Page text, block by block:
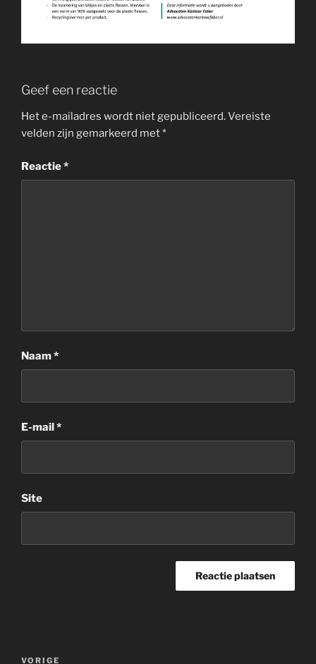
Geef een reactie
Het e-mailadres wordt niet gepubliceerd.Vereiste
velden zijn gemarkeerd met*
Reactie*
Naam*
E-mail*
Site
VORIGE